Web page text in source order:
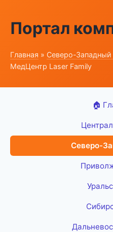
Портал
Главная » Северо-
МедЦентр Laser Family
🏠
Северо-